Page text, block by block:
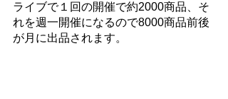
ライブで１回の開催で約2000商品、そ
れを週一開催になるので8000商品前後
が月に出品されます。